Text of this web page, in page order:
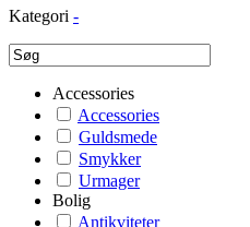
Kategori -
Accessories
Accessories
Guldsmede
Smykker
Urmager
Bolig
Antikviteter